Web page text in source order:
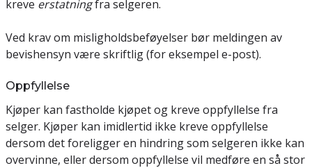
kreve erstatningfra selgeren.
Ved krav om misligholdsbeføyelser bør meldingen av
bevishensyn være skriftlig (for eksempel e-post).
Oppfyllelse
Kjøper kan fastholde kjøpet og kreve oppfyllelse fra
selger. Kjøper kan imidlertid ikke kreve oppfyllelse
dersom det foreligger en hindring som selgeren ikke kan
overvinne, eller dersom oppfyllelse vil medføre en så stor